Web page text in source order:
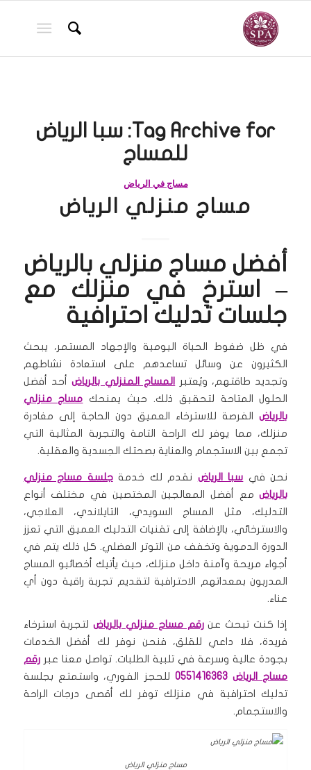
Tag Archive for: سبا الرياض
للمساج
مساج في الرياض
مساج منزلي الرياض
أفضل مساج منزلي بالرياض
– استرخِ في منزلك مع
جلسات تدليك احترافية
في ظل ضغوط الحياة اليومية والإجهاد المستمر، يبحث
الكثيرون عن وسائل تساعدهم على استعادة نشاطهم
وتجديد طاقتهم، ويُعتبر
المساج المنزلي بالرياضأحد أفضل
الحلول المتاحة لتحقيق ذلك. حيث يمنحك مساج منزلي
بالرياضالفرصة للاسترخاء العميق دون الحاجة إلى مغادرة
منزلك، مما يوفر لك الراحة التامة والتجربة المثالية التي
تجمع بين الاستجمام والعناية بصحتك الجسدية والعقلية.
نحن في سبا الرياض نقدم لك خدمةجلسة مساج منزلي
بالرياضمع أفضل المعالجين المختصين في مختلف أنواع
التدليك، مثل المساج السويدي، التايلاندي، العلاجي،
والاسترخائي، بالإضافة إلى تقنيات التدليك العميق التي تعزز
الدورة الدموية وتخفف من التوتر العضلي. كل ذلك يتم في
أجواء مريحة وآمنة داخل منزلك، حيث يأتيك أخصائيو المساج
المدربون بمعداتهم الاحترافية لتقديم تجربة راقية دون أي
عناء.
إذا كنت تبحث عنرقم مساج منزلي بالرياض لتجربة استرخاء
فريدة، فلا داعي للقلق، فنحن نوفر لك أفضل الخدمات
بجودة عالية وسرعة في تلبية الطلبات. تواصل معنا عبررقم
مساج الرياض0551416363
للحجز الفوري، واستمتع بجلسة
تدليك احترافية في منزلك توفر لك أقصى درجات الراحة
والاستجمام.
مساج منزلي الرياض